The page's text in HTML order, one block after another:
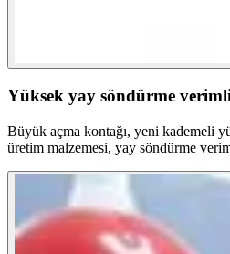
Yüksek yay söndürme
Büyük açma kontağı, yeni kademeli
üretim malzemesi, yay söndürme